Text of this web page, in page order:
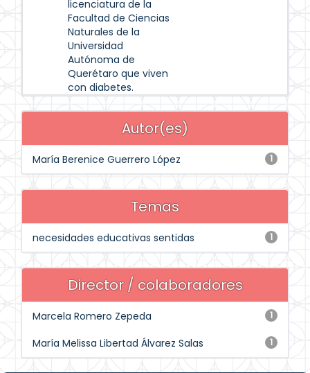
licenciatura de la
Facultad de Ciencias
Naturales de la
Universidad
Autónoma de
Querétaro que viven
con diabetes.
Autor(es)
1
María Berenice Guerrero López
Temas
1
necesidades educativas sentidas
Director / colaboradores
1
Marcela Romero Zepeda
1
María Melissa Libertad Álvarez Salas